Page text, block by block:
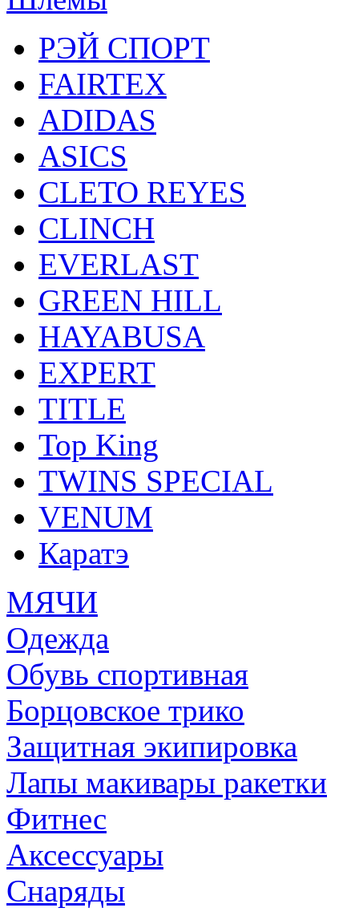
РЭЙ СПОРТ
FAIRTEX
ADIDAS
ASICS
CLETO REYES
CLINCH
EVERLAST
GREEN HILL
HAYABUSA
EXPERT
TITLE
Top King
TWINS SPECIAL
VENUM
Каратэ
МЯЧИ
Одежда
Обувь спортивная
Борцовское трико
Защитная экипировка
Лапы макивары ракетки
Фитнес
Аксессуары
Снаряды